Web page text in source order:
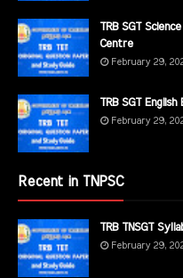
TRB SGT
Centre
February 29,
TRB SGT
February 29,
Recent in TNPSC
TRB TNSGT
February 29,